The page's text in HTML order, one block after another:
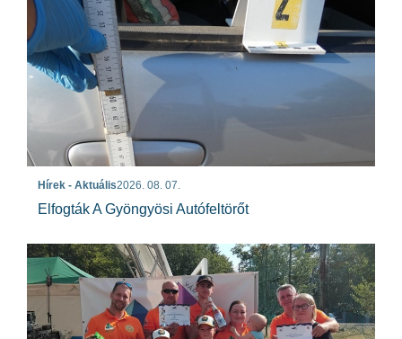
Hírek - Aktuális2026. 08. 07.
Elfogták A Gyöngyösi Autófeltörőt